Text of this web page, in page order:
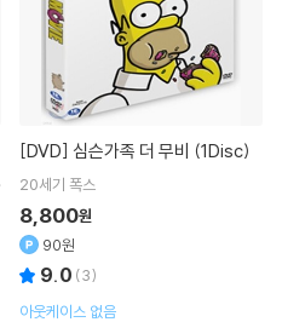
[DVD] 심슨가족 더 무비 (1Disc)
20세기 폭스
8,800원
90원
9.0 (3)
아웃케이스 없음